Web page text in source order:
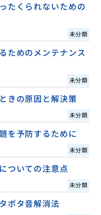
たくられないための
未分類
ためのメンテナンス
未分類
きの原因と解決策
未分類
を予防するために
未分類
ついての注意点
未分類
ポタ音解消法